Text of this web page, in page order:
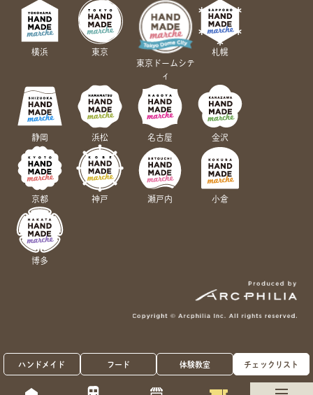
ハンドメイド フード 体験教室 チェックリスト
横浜
東京
東京ドームシテ
ィ
札幌
静岡 浜松 名古屋 金沢
京都 神戸 瀬戸内 小倉
博多